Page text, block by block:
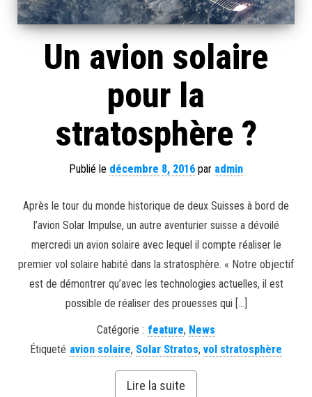
Un avion solaire
pour la
stratosphère ?
Publié le décembre 8, 2016 par admin
Après le tour du monde historique de deux Suisses à bord de
l’avion Solar Impulse, un autre aventurier suisse a dévoilé
mercredi un avion solaire avec lequel il compte réaliser le
premier vol solaire habité dans la stratosphère. « Notre objectif
est de démontrer qu’avec les technologies actuelles, il est
possible de réaliser des prouesses qui […]
Catégorie : feature, News
Étiqueté avion solaire, Solar Stratos, vol stratosphère
Lire la suite